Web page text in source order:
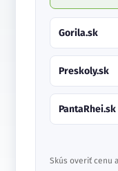
Gorila.sk
Preskoly.sk
PantaRhei.sk
Skús overiť cenu